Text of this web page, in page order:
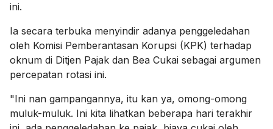
ini.
Ia secara terbuka menyindir adanya penggeledahan
oleh Komisi Pemberantasan Korupsi (KPK) terhadap
oknum di Ditjen Pajak dan Bea Cukai sebagai argumen
percepatan rotasi ini.
"Ini nan gampangannya, itu kan ya, omong-omong
muluk-muluk. Ini kita lihatkan beberapa hari terakhir